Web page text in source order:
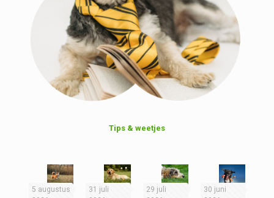
Tips & weetjes
5 augustus
31 juli
29 juli
30 juni